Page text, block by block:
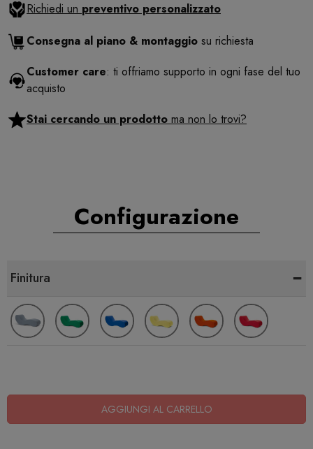
Richiedi un preventivo personalizzato
Consegna al piano & montaggio su richiesta
Customer care: ti offriamo supporto in ogni fase del tuo
acquisto
Stai cercando un prodotto ma non lo trovi?
Configurazione
Finitura -
AGGIUNGI AL CARRELLO